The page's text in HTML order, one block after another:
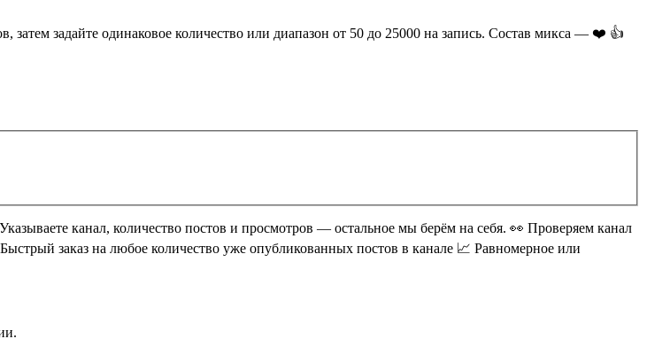
затем задайте одинаковое количество или диапазон от 50 до 25000 на запись. Состав микса — ❤️ 👍
канал, количество постов и просмотров — остальное мы берём на себя. 👀 Проверяем канал
заказ на любое количество уже опубликованных постов в канале 📈 Равномерное или